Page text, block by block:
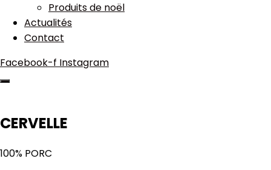
Produits de noël
Actualités
Contact
Facebook-f Instagram
CERVELLE
100% PORC